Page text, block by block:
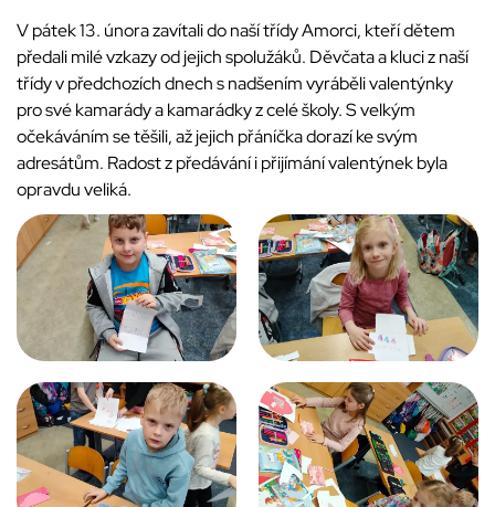
V pátek 13. února zavítali do naší třídy Amorci, kteří dětem
předali milé vzkazy od jejich spolužáků. Děvčata a kluci z naší
třídy v předchozích dnech s nadšením vyráběli valentýnky
pro své kamarády a kamarádky z celé školy. S velkým
očekáváním se těšili, až jejich přáníčka dorazí ke svým
adresátům. Radost z předávání i přijímání valentýnek byla
opravdu veliká.